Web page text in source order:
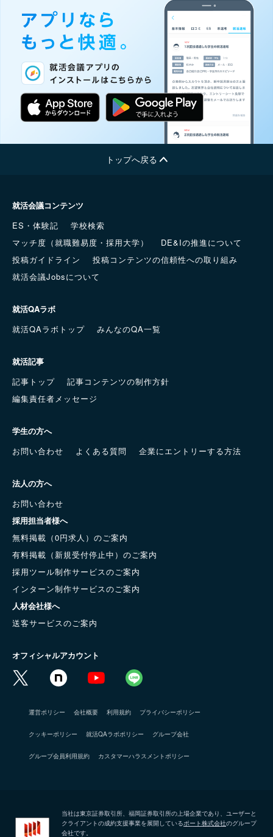
トップへ戻る
就活会議コンテンツ
ES・体験記
学校検索
マッチ度（就職難易度・採用大学）
DE&Iの推進について
投稿ガイドライン
投稿コンテンツの信頼性への取り組み
就活会議Jobsについて
就活QAラボ
就活QAラボトップ
みんなのQA一覧
就活記事
記事トップ
記事コンテンツの制作方針
編集責任者メッセージ
学生の方へ
お問い合わせ
よくある質問 企業にエントリーする方法
法人の方へ
お問い合わせ
採用担当者様へ
無料掲載（0円求人）のご案内
有料掲載（新規受付停止中）のご案内
採用ツール制作サービスのご案内
インターン制作サービスのご案内
人材会社様へ
送客サービスのご案内
オフィシャルアカウント
運営ポリシー 会社概要 利用規約 プライバシーポリシー
クッキーポリシー 就活QAラボポリシー グループ会社
グループ会員利用規約 カスタマーハラスメントポリシー
当社は東京証券取引所、福岡証券取引所の上場企業であり、ユーザーと
クライアントの成約支援事業を展開しているポート株式会社のグループ
会社です。